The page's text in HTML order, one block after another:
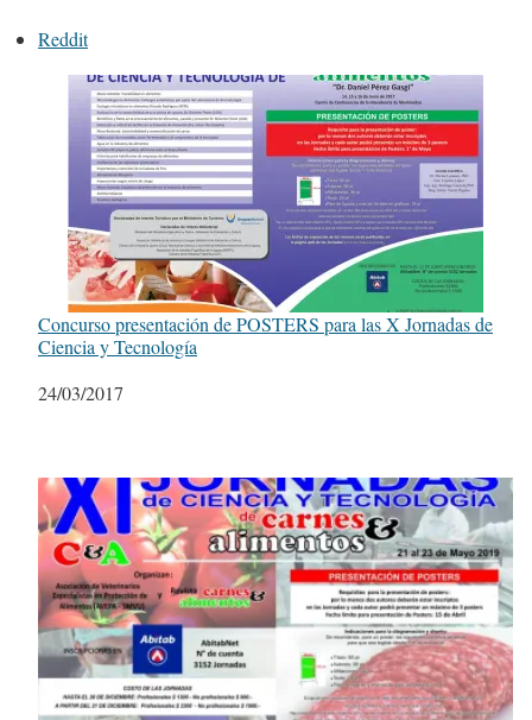
Reddit
Concurso presentación de POSTERS para las X Jornadas de
Ciencia y Tecnología
Fecha
24/03/2017